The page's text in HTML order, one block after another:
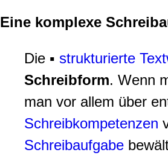
Eine komplexe
Die ▪ strukturierte
Schreibform. Wenn
man vor allem über
Schreibkompetenzen
Schreibaufgabe